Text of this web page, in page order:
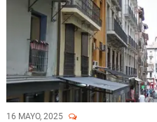
16 MAYO, 2025